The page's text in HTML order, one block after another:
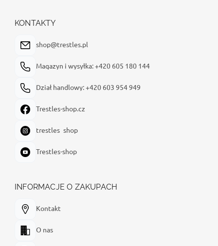
KONTAKTY
shop@trestles.pl
Magazyn i wysyłka: +420 605 180 144
Dział handlowy: +420 603 954 949
Trestles-shop.cz
trestles_shop
Trestles-shop
INFORMACJE O ZAKUPACH
Kontakt
O nas